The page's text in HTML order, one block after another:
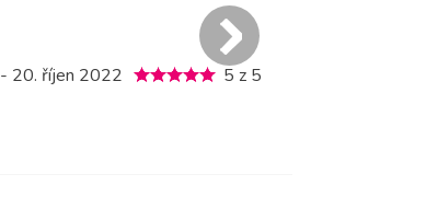
5 z 5
- 20. říjen 2022